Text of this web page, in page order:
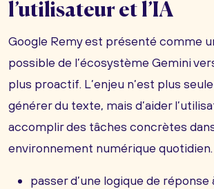
l’utilisateur et l’IA
Google Remy est présenté comme
possible de l’écosystème Gemini
plus proactif. L’enjeu n’est plus
générer du texte, mais d’aider
accomplir des tâches concrètes
environnement numérique quotidien.
passer d’une logique de réponse